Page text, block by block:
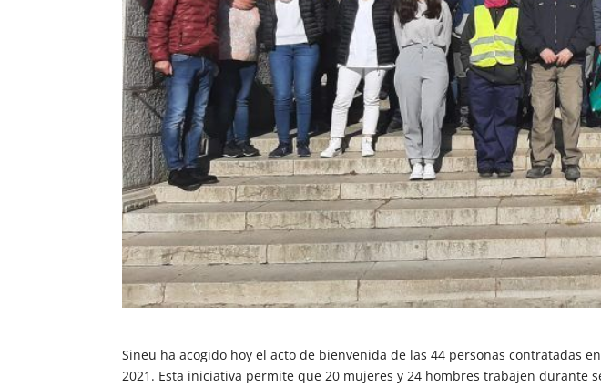
Sineu ha acogido hoy el acto de bienvenida de las 44 personas contratadas
2021. Esta iniciativa permite que 20 mujeres y 24 hombres trabajen durante